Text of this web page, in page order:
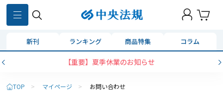
新刊 ランキング 商品特集 コラム
【重要】夏季休業のお知らせ
TOP > マイページ > お問い合わせ